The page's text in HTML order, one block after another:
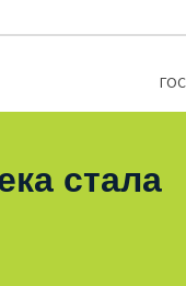
стала